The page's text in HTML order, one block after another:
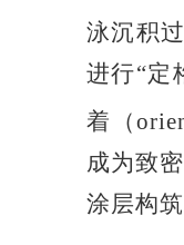
泳沉积
进行“定
着（
成为致
涂层构